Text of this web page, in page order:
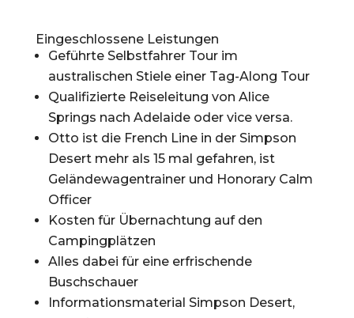
Eingeschlossene Leistungen
Geführte Selbstfahrer Tour im
australischen Stiele einer Tag-Along Tour
Qualifizierte Reiseleitung von Alice
Springs nach Adelaide oder vice versa.
Otto ist die French Line in der Simpson
Desert mehr als 15 mal gefahren, ist
Geländewagentrainer und Honorary Calm
Officer
Kosten für Übernachtung auf den
Campingplätzen
Alles dabei für eine erfrischende
Buschschauer
Informationsmaterial Simpson Desert,